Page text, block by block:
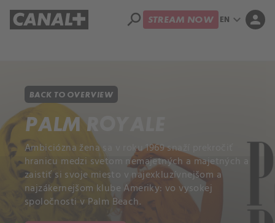
search STREAM NOW EN expand_more person
BACK TO OVERVIEW
PALM ROYALE
Ambiciózna žena sa v roku 1969 snaží prekročiť
hranicu medzi svetom nemajetných a majetných a
zaistiť si svoje miesto v najexkluzívnejšom a
najzákernejšom klube Ameriky: vo vysokej
spoločnosti v Palm Beach.